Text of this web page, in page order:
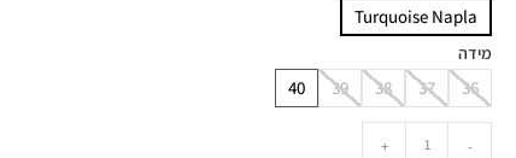
Turquoise Napla
מידה
36
37
38
39
40
-
+